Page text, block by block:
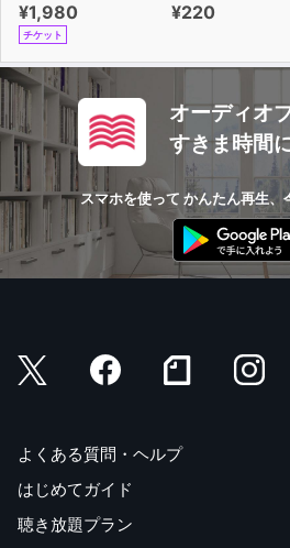
¥1,980
チケット
¥220
オーディオ
すきま時間
スマホを使って かんたん再生、
よくある質問・ヘルプ
はじめてガイド
聴き放題プラン